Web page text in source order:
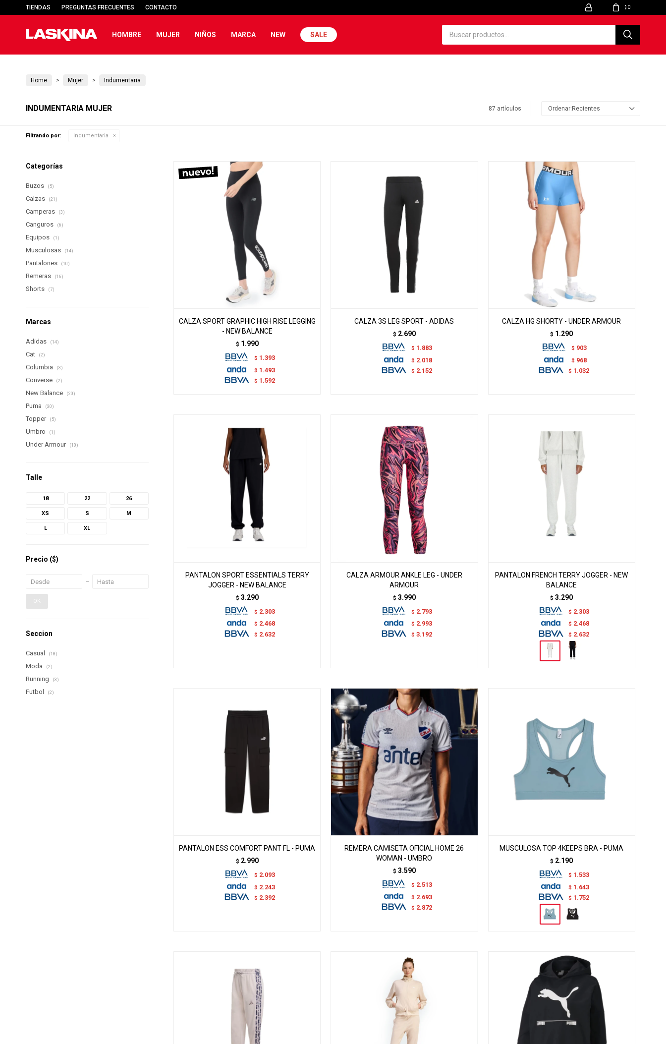
HOMBRE MUJER NIÑOS MARCA NEW SALE
$ 0
TIENDAS PREGUNTAS FRECUENTES CONTACTO
Home Mujer Indumentaria
INDUMENTARIA MUJER 87 artículos Recientes
Filtrando por: Indumentaria
CALZA SPORT GRAPHIC HIGH RISE LEGGING
- NEW BALANCE
$ 1.990
$ 1.393
$ 1.493
$ 1.592
CALZA 3S LEG SPORT - ADIDAS
$ 2.690
$ 1.883
$ 2.018
$ 2.152
CALZA HG SHORTY - UNDER ARMOUR
$ 1.290
$ 903
$ 968
$ 1.032
PANTALON SPORT ESSENTIALS TERRY
JOGGER - NEW BALANCE
$ 3.290
$ 2.303
$ 2.468
$ 2.632
CALZA ARMOUR ANKLE LEG - UNDER
ARMOUR
$ 3.990
$ 2.793
$ 2.993
$ 3.192
PANTALON FRENCH TERRY JOGGER - NEW
BALANCE
$ 3.290
$ 2.303
$ 2.468
$ 2.632
PANTALON ESS COMFORT PANT FL - PUMA
$ 2.990
$ 2.093
$ 2.243
$ 2.392
REMERA CAMISETA OFICIAL HOME 26
WOMAN - UMBRO
$ 3.590
$ 2.513
$ 2.693
$ 2.872
MUSCULOSA TOP 4KEEPS BRA - PUMA
$ 2.190
$ 1.533
$ 1.643
$ 1.752
Categorías
Buzos (5)
Calzas (21)
Camperas (3)
Canguros (6)
Equipos (1)
Musculosas (14)
Pantalones (10)
Remeras (16)
Shorts (7)
Marcas
Adidas (14)
Cat (2)
Columbia (3)
Converse (2)
New Balance (20)
Puma (30)
Topper (5)
Umbro (1)
Under Armour (10)
Talle
XS S M
L XL
18 22 26
Precio ($)
OK
Seccion
Casual (18)
Moda (2)
Running (3)
Futbol (2)